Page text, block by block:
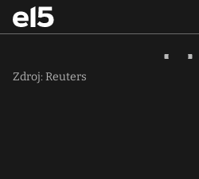
Zdroj: Reuters